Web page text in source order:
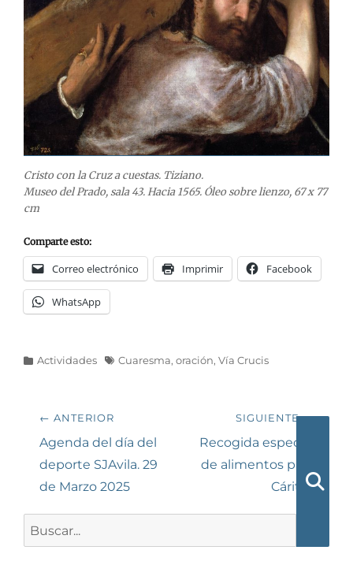
Cristo con la Cruz a cuestas. Tiziano.
Museo del Prado, sala 43. Hacia 1565. Óleo sobre lienzo, 67 x 77
cm
Comparte esto:
Correo electrónico Imprimir Facebook
WhatsApp
Categorías
Actividades Etiquetas
Cuaresma, oración, Vía Crucis
Navegación
de
entradas
← ANTERIOR
Entrada
anterior:
Agenda del día del
deporte SJAvila. 29
de Marzo 2025
SIGUIENTE →
Siguiente
entrada:
Recogida especial
de alimentos para
Cáritas